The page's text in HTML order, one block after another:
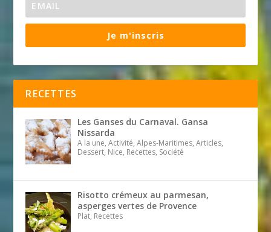
Je m'inscris
RECETTES
Les Ganses du Carnaval. Gansa
Nissarda
A la une, Activité, Alpes-Maritimes, Articles,
Dessert, Nice, Recettes, Société
Risotto crémeux au parmesan,
asperges vertes de Provence
Plat, Recettes